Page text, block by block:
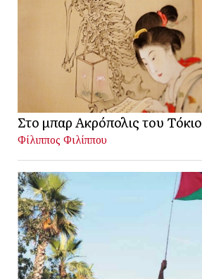
Στο μπαρ Ακρόπολις του Τόκιο
Φίλιππος Φιλίππου